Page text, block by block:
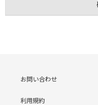
お問い合わせ
利用規約